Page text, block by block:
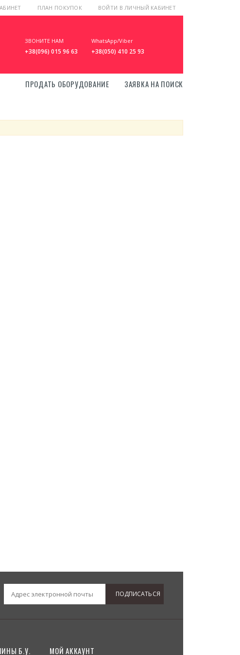
ПЛАН ПОКУПОК ВОЙТИ В ЛИЧНЫЙ КАБИНЕТ
ЗВОНИТЕ НАМ
+38(096) 015 96 63
WhatsApp/Viber
+38(050) 410 25 93
ПРОДАТЬ ОБОРУДОВАНИЕ ЗАЯВКА НА ПОИСК
ПОДПИСАТЬСЯ
Б.У. МОЙ АККАУНТ